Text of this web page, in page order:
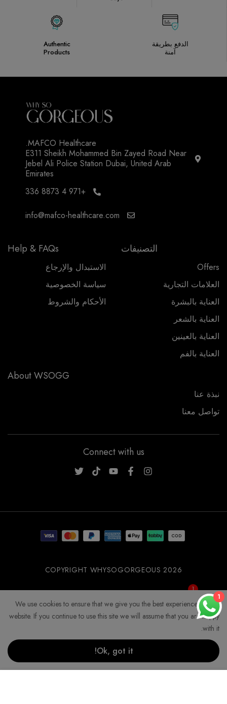
الدفع بطريقة
آمنة
Authentic
Products
MAFCO Healthcare.
E311 Sheikh Mohammed Bin Zayed Road Near
Jebel Ali Police Station Dubai, United Arab
Emirates
+971 4 8873 336
info@mafco-healthcare.com
التصنيفات
Offers
العلامات التجارية
العناية بالبشرة
العناية بالشعر
العناية بالعينين
العناية بالفم
Help & FAQs
الاستبدال والإرجاع
سياسة الخصوصية
الأحكام والشروط
About WSOGG
نبذة عنا
تواصل معنا
Connect with us
COPYRIGHT WHYSOGORGEOUS 2026
WSOGG10
1
We use cookies to ensure that we give you the best experience on our
website. If you continue to use this site we will assume that you are happy
with it.
Ok, got it!
1